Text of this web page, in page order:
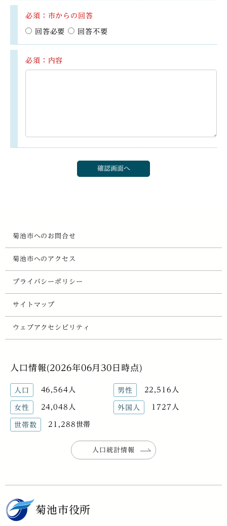
必須：市からの回答
回答必要 回答不要
必須：内容
菊池市へのお問合せ
菊池市へのアクセス
プライバシーポリシー
サイトマップ
ウェブアクセシビリティ
人口情報(2026年06月30日時点)
人口 46,564人 男性 22,516人
女性 24,048人 外国人 1727人
世帯数 21,288世帯
人口統計情報
菊池市役所